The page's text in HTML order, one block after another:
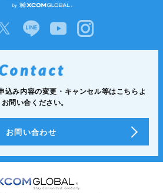
込み内容の変更・キャンセル等はこちらよ
お問い合ください。
お問い合わせ